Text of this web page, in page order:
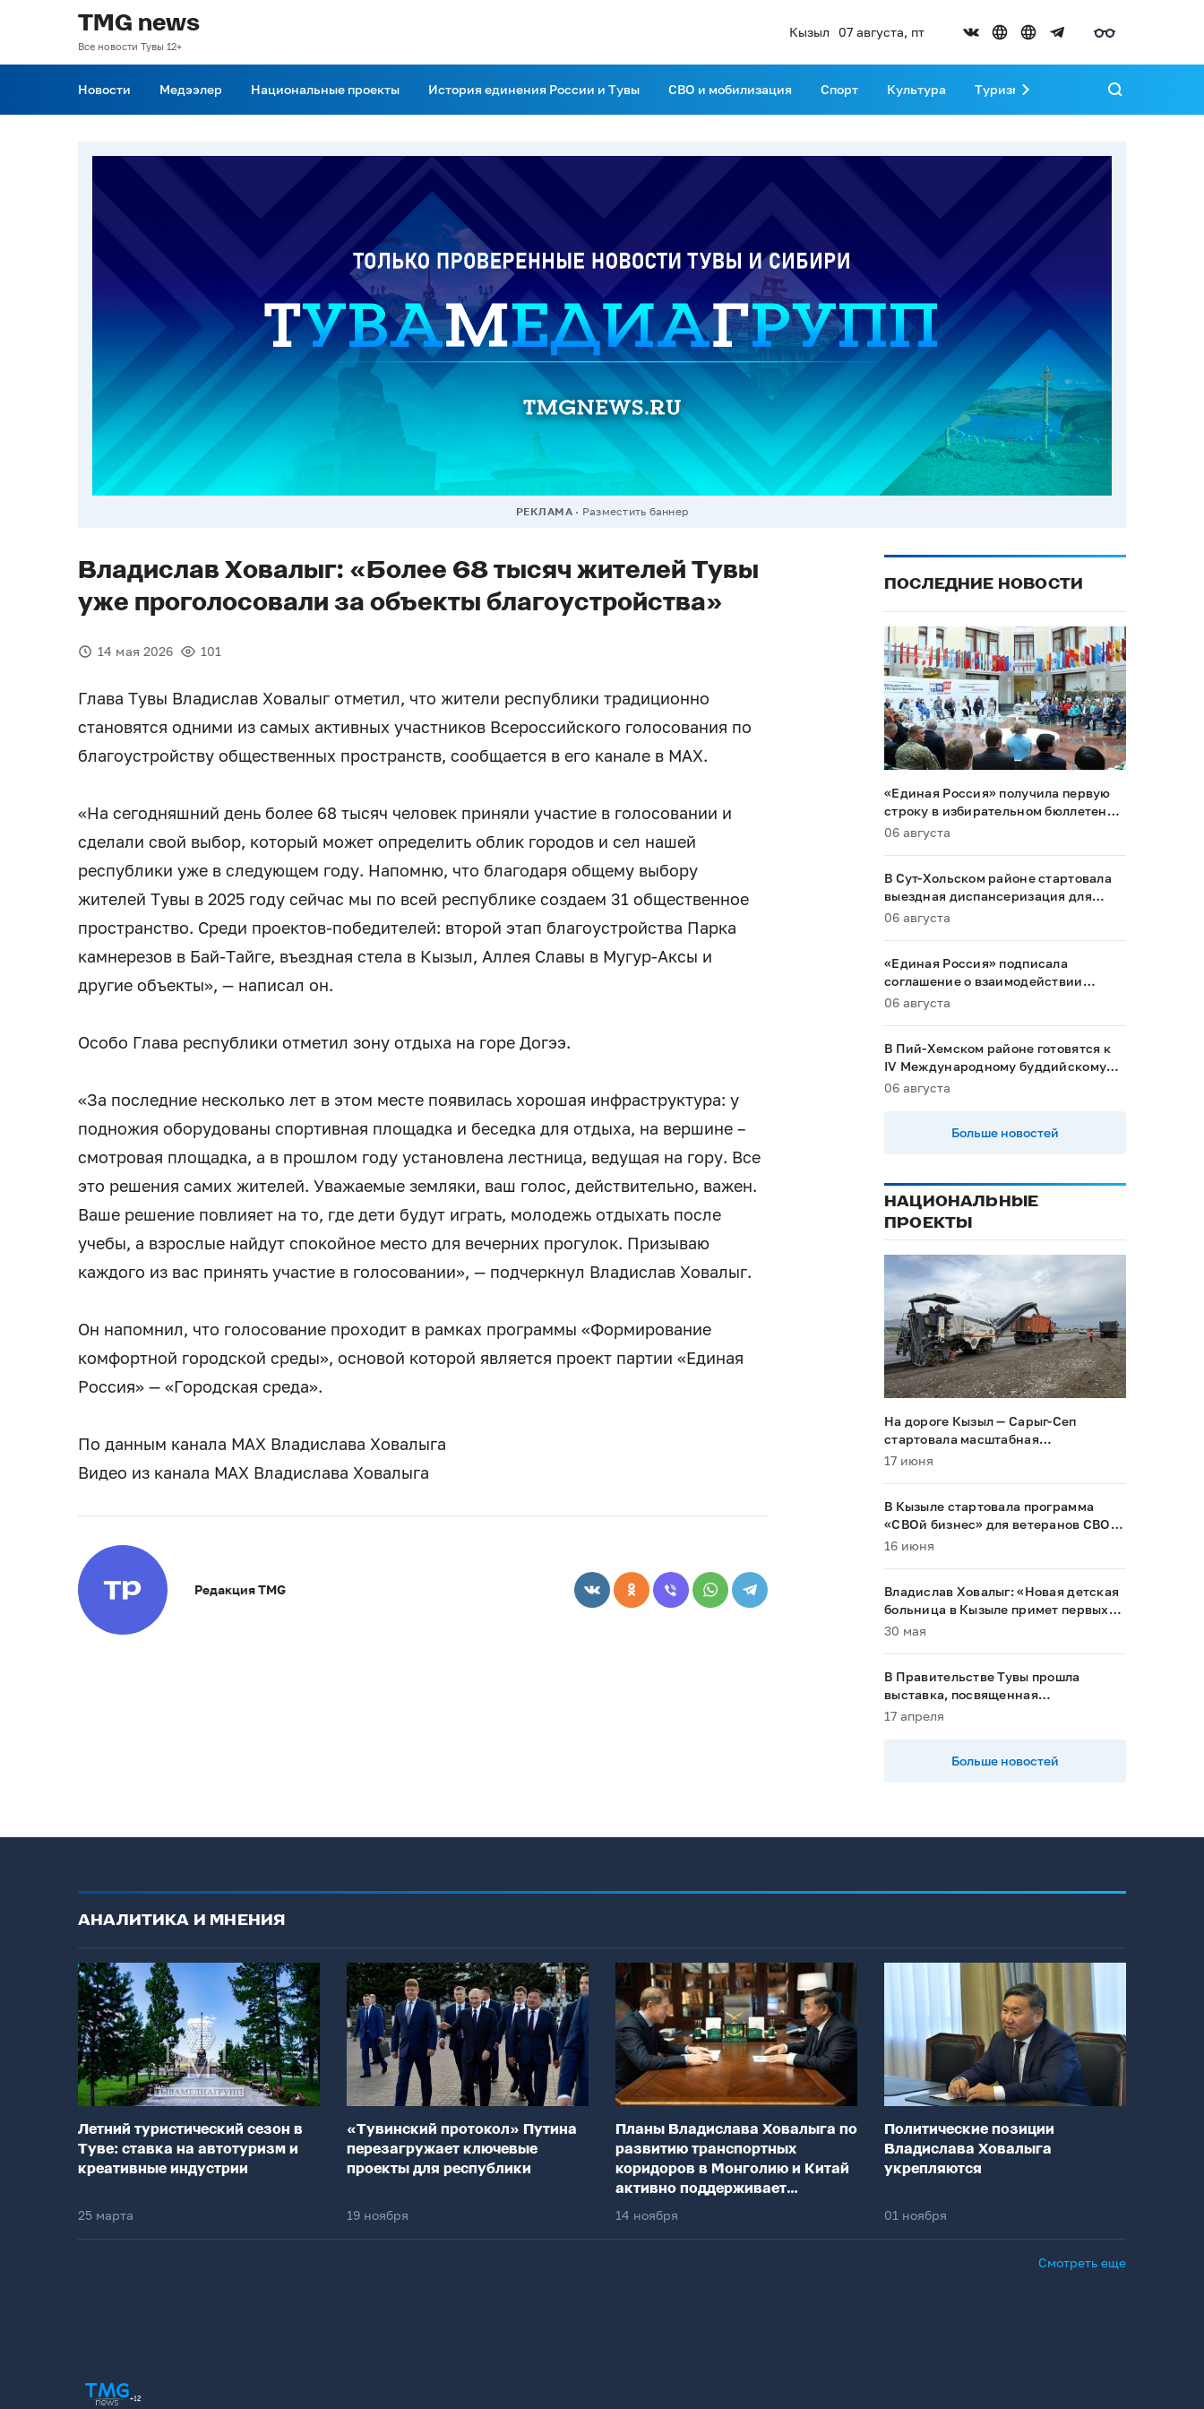
TMG news
Все новости Тувы 12+
Кызыл 07 августа, пт
Новости Медээлер Национальные проекты История единения России и Тувы СВО и мобилизация Спорт Культура Туризм Развитие Тувы
РЕКЛАМА Разместить баннер
Владислав Ховалыг: «Более 68 тысяч жителей Тувы
уже проголосовали за объекты благоустройства»
14 мая 2026 101
Глава Тувы Владислав Ховалыг отметил, что жители республики традиционно
становятся одними из самых активных участников Всероссийского голосования по
благоустройству общественных пространств, сообщается в его канале в MAX.
«На сегодняшний день более 68 тысяч человек приняли участие в голосовании и
сделали свой выбор, который может определить облик городов и сел нашей
республики уже в следующем году. Напомню, что благодаря общему выбору
жителей Тувы в 2025 году сейчас мы по всей республике создаем 31 общественное
пространство. Среди проектов-победителей: второй этап благоустройства Парка
камнерезов в Бай-Тайге, въездная стела в Кызыл, Аллея Славы в Мугур-Аксы и
другие объекты», — написал он.
Особо Глава республики отметил зону отдыха на горе Догээ.
«За последние несколько лет в этом месте появилась хорошая инфраструктура: у
подножия оборудованы спортивная площадка и беседка для отдыха, на вершине –
смотровая площадка, а в прошлом году установлена лестница, ведущая на гору. Все
это решения самих жителей. Уважаемые земляки, ваш голос, действительно, важен.
Ваше решение повлияет на то, где дети будут играть, молодежь отдыхать после
учебы, а взрослые найдут спокойное место для вечерних прогулок. Призываю
каждого из вас принять участие в голосовании», — подчеркнул Владислав Ховалыг.
Он напомнил, что голосование проходит в рамках программы «Формирование
комфортной городской среды», основой которой является проект партии «Единая
Россия» — «Городская среда».
По данным канала МАХ Владислава Ховалыга
Видео из канала МАХ Владислава Ховалыга
Редакция TMG
ПОСЛЕДНИЕ НОВОСТИ
«Единая Россия» получила первую
строку в избирательном бюллетене
на выборах в Госдуму
06 августа
В Сут-Хольском районе стартовала
выездная диспансеризация для
маломобильных граждан
06 августа
«Единая Россия» подписала
соглашение о взаимодействии
между Общественной палатой РФ и
06 августа
В Пий-Хемском районе готовятся к
IV Международному буддийскому
форуму
06 августа
Больше новостей
НАЦИОНАЛЬНЫЕ
ПРОЕКТЫ
На дороге Кызыл — Сарыг-Сеп
стартовала масштабная
реконструкция
17 июня
В Кызыле стартовала программа
«СВОй бизнес» для ветеранов СВО и
их семей
16 июня
Владислав Ховалыг: «Новая детская
больница в Кызыле примет первых
пациентов в 2028 году»
30 мая
В Правительстве Тувы прошла
выставка, посвященная
национальным проектам
17 апреля
Больше новостей
АНАЛИТИКА И МНЕНИЯ
Летний туристический сезон в
Туве: ставка на автотуризм и
креативные индустрии
25 марта
«Тувинский протокол» Путина
перезагружает ключевые
проекты для республики
19 ноября
Планы Владислава Ховалыга по
развитию транспортных
коридоров в Монголию и Китай
активно поддерживает
федеральный центр
14 ноября
Политические позиции
Владислава Ховалыга
укрепляются
01 ноября
Смотреть еще